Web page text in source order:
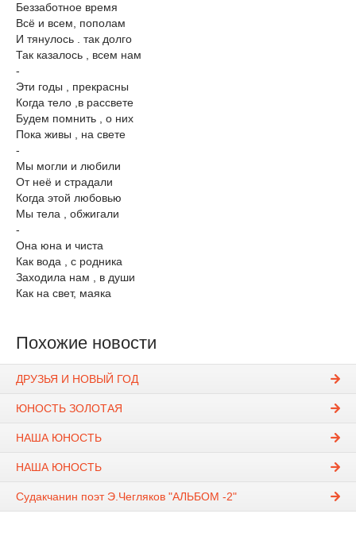
Беззаботное время
Всё и всем, пополам
И тянулось . так долго
Так казалось , всем нам
-
Эти годы , прекрасны
Когда тело ,в рассвете
Будем помнить , о них
Пока живы , на свете
-
Мы могли и любили
От неё и страдали
Когда этой любовью
Мы тела , обжигали
-
Она юна и чиста
Как вода , с родника
Заходила нам , в души
Как на ​свет, маяка
Похожие новости
ДРУЗЬЯ И НОВЫЙ ГОД
ЮНОСТЬ ЗОЛОТАЯ
НАША ЮНОСТЬ
НАША ЮНОСТЬ
Судакчанин поэт Э.Чегляков "АЛЬБОМ -2"